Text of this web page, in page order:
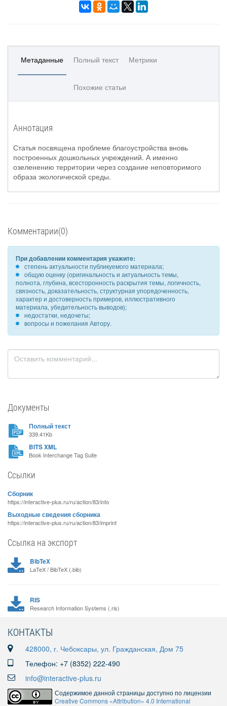
Метаданные Полный текст Метрики
Похожие статьи
Аннотация
Статья посвящена проблеме благоустройства вновь
построенных дошкольных учреждений. А именно
озеленению территории через создание неповторимого
образа экологической среды.
Комментарии(0)
При добавлении комментария укажите:
степень актуальности публикуемого материала;
общую оценку (оригинальность и актуальность темы,
полнота, глубина, всесторонность раскрытия темы, логичность,
связность, доказательность, структурная упорядоченность,
характер и достоверность примеров, иллюстративного
материала, убедительность выводов);
недостатки, недочеты;
вопросы и пожелания Автору.
Документы
Полный текст
339.41Kb
BITS XML
Book Interchange Tag Suite
Ссылки
Сборник
https://interactive-plus.ru/ru/action/83/info
Выходные сведения сборника
https://interactive-plus.ru/ru/action/83/imprint
Ссылка на экспорт
BibTeX
LaTeX / BibTeX (.bib)
RIS
Research Information Systems (.ris)
КОНТАКТЫ
428000, г. Чебоксары, ул. Гражданская, Дом 75
Телефон: +7 (8352) 222-490
info@interactive-plus.ru
Содержимое данной страницы доступно по лицензии
Creative Commons «Attribution» 4.0 International